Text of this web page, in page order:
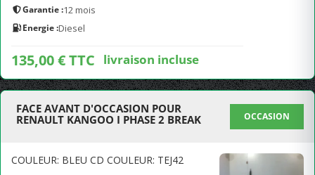
Garantie :12 mois
Energie :Diesel
135,00 € TTC livraison incluse
FACE AVANT D'OCCASION POUR
RENAULT KANGOO I PHASE 2 BREAK
OCCASION
COULEUR: BLEU CD COULEUR: TEJ42